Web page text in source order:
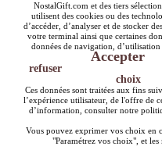
NostalGift.com et des tiers
utilisent des cookies ou des
d’accéder, d’analyser et de stocker
votre terminal ainsi que certaines
données de navigation,
Accepter
refuser
choix
Ces données sont traitées aux fins
l’expérience utilisateur, de l'offre de
d’information, consulter notre
Vous pouvez exprimer vos choix en
"Paramétrez vos choix", et